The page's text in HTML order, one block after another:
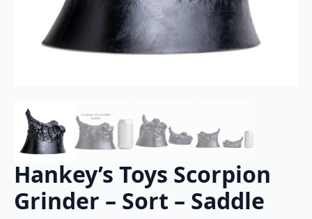
Hankey’s Toys Scorpion
Grinder – Sort – Saddle